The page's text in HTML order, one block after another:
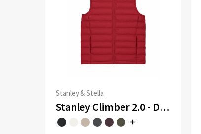
Stanley & Stella
Stanley Climber 2.0 - De heren bodywarmer